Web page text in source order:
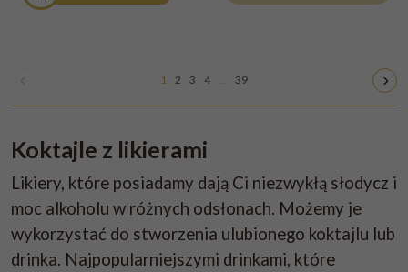
1 2 3 4 39
Koktajle z likierami
Likiery, które posiadamy dają Ci niezwykłą słodycz i
moc alkoholu w różnych odsłonach. Możemy je
wykorzystać do stworzenia ulubionego koktajlu lub
drinka. Najpopularniejszymi drinkami, które